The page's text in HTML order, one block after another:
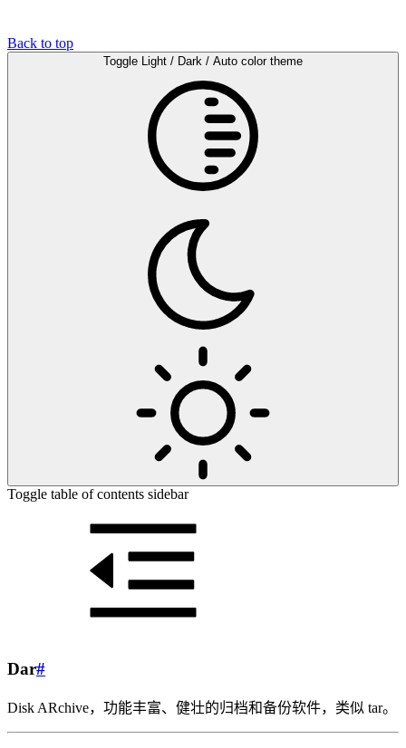
Back to top
Toggle Light / Dark / Auto color theme
Toggle table of contents sidebar
Dar#
Disk ARchive，功能丰富、健壮的归档和备份软件，类似 tar。